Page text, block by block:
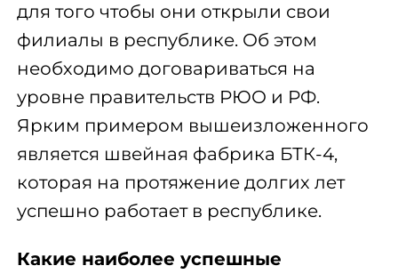
для того чтобы они открыли свои
филиалы в республике. Об этом
необходимо договариваться на
уровне правительств РЮО и РФ.
Ярким примером вышеизложенного
является швейная фабрика БТК-4,
которая на протяжение долгих лет
успешно работает в республике.
Какие наиболее успешные